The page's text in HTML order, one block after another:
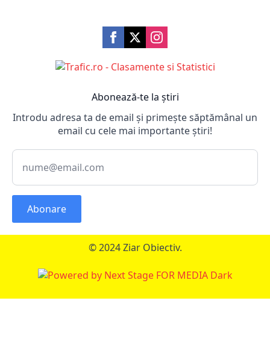
Abonează-te la știri
Introdu adresa ta de email și primește săptămânal un
email cu cele mai importante știri!
Abonare
© 2024 Ziar Obiectiv.